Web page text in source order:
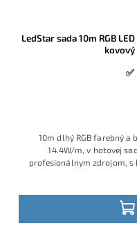
LedStar sada 10m RGB
10m dlhý RGB farebný a
14.4W/m, v hotovej
profesionálnym zdrojom, s